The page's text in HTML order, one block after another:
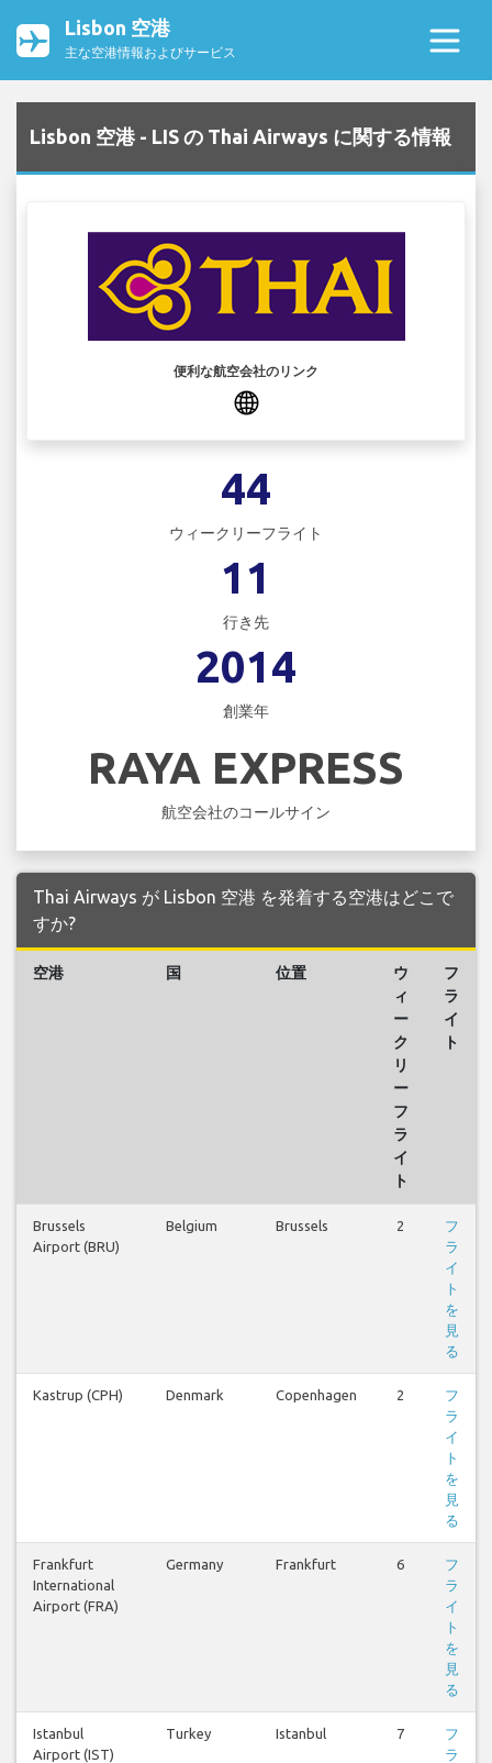
Lisbon 空港
主な空港情報およびサービス
Lisbon 空港 - LIS の Thai Airways に関する情報
便利な航空会社のリンク
44
ウィークリーフライト
11
行き先
2014
創業年
RAYA EXPRESS
航空会社のコールサイン
Thai Airways が Lisbon 空港 を発着する空港はどこで
すか?
空港 国 位置
ウ
ィ
ー
ク
リ
ー
フ
ラ
イ
ト
フ
ラ
イ
ト
Brussels
Airport (BRU)
Belgium Brussels 2
フ
ラ
イ
ト
を
見
る
Kastrup (CPH) Denmark Copenhagen 2
フ
ラ
イ
ト
を
見
る
Frankfurt
International
Airport (FRA)
Germany Frankfurt 6
フ
ラ
イ
ト
を
見
る
Istanbul
Airport (IST)
Turkey Istanbul 7
フ
ラ